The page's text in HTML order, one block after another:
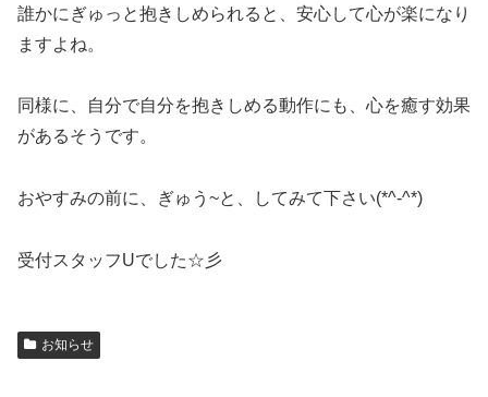
誰かにぎゅっと抱きしめられると、安心して心が楽になり
ますよね。
同様に、自分で自分を抱きしめる動作にも、心を癒す効果
があるそうです。
おやすみの前に、ぎゅう~と、してみて下さい(*^-^*)
受付スタッフUでした☆彡
お知らせ